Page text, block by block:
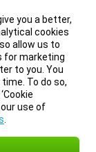
you a better,
cookies
allow us to
for marketing
to you. You
To do so,
use of